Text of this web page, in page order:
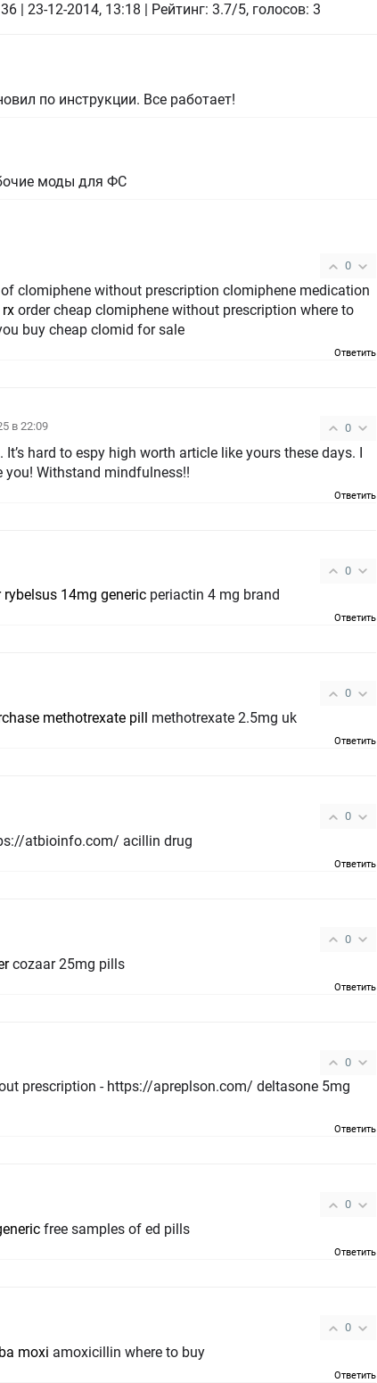
36 |23-12-2014, 13:18 | Рейтинг: 3.7/5, голосов:3
по инструкции. Все работает!
моды для ФС
0
clomiphene without prescription clomiphene medication
order cheap clomiphene without prescription where to
buy cheap clomid for sale
Ответить
0
в 22:09
hard to espy high worth article like yours these days. I
you! Withstand mindfulness!!
Ответить
0
rybelsus 14mg generic periactin 4 mg brand
Ответить
0
methotrexate pill methotrexate 2.5mg uk
Ответить
0
atbioinfo.com/ acillin drug
Ответить
0
cozaar 25mg pills
Ответить
0
prescription - https://apreplson.com/ deltasone 5mg
Ответить
0
free samples of ed pills
Ответить
0
moxi amoxicillin where to buy
Ответить